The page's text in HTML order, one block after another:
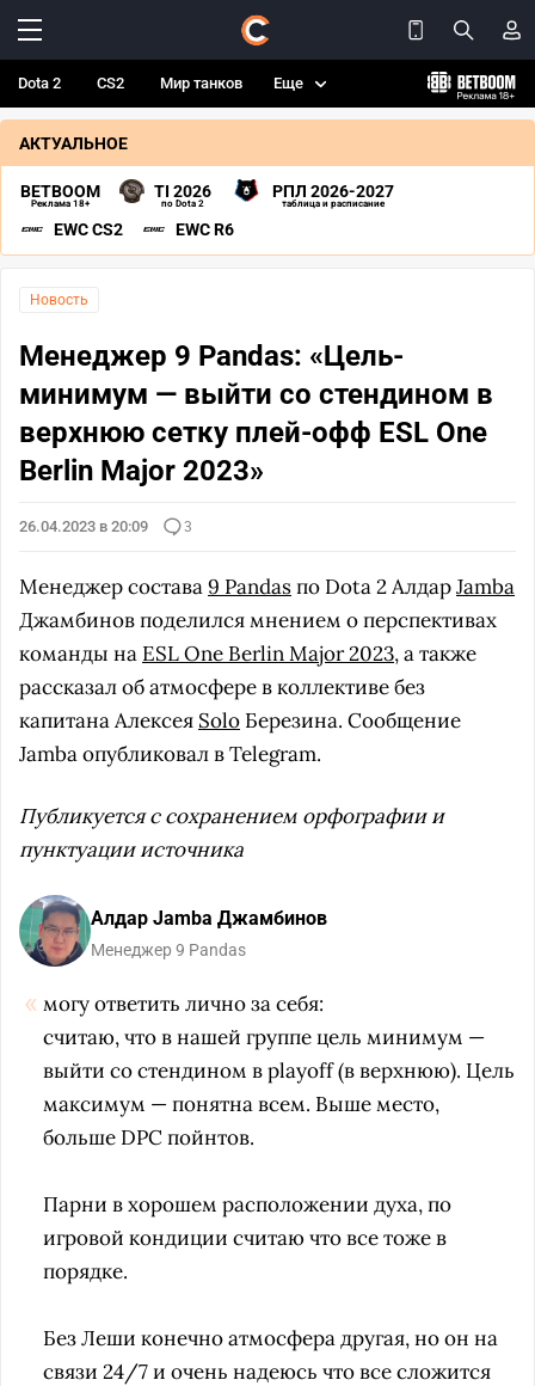
Dota 2 CS2 Мир танков Еще
АКТУАЛЬНОЕ
BETBOOM
Реклама 18+
TI 2026
по Dota 2
РПЛ 2026-2027
таблица и расписание
EWC CS2 EWC R6
Новость
Менеджер 9 Pandas: «Цель-
минимум — выйти со стендином в
верхнюю сетку плей-офф ESL One
Berlin Major 2023»
26.04.2023 в 20:09 3
Менеджер состава9 Pandasпо Dota 2 АлдарJamba
Джамбинов поделился мнением о перспективах
команды на ESL One Berlin Major 2023, а также
рассказал об атмосфере в коллективе без
капитана Алексея Solo Березина. Сообщение
Jamba опубликовал в Telegram.
Публикуется с сохранением орфографии и
пунктуации источника
Алдар Jamba Джамбинов
Менеджер 9 Pandas
могу ответить лично за себя:
считаю, что в нашей группе цель минимум —
выйти со стендином в playoff (в верхнюю). Цель
максимум — понятна всем. Выше место,
больше DPC пойнтов.
Парни в хорошем расположении духа, по
игровой кондиции считаю что все тоже в
порядке.
Без Леши конечно атмосфера другая, но он на
связи 24/7 и очень надеюсь что все сложится